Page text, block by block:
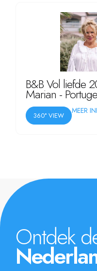
B&B Vol liefde
Marian -
360° VIEW
MEER
Ontdek